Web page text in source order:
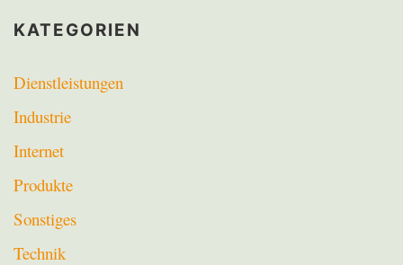
KATEGORIEN
Dienstleistungen
Industrie
Internet
Produkte
Sonstiges
Technik